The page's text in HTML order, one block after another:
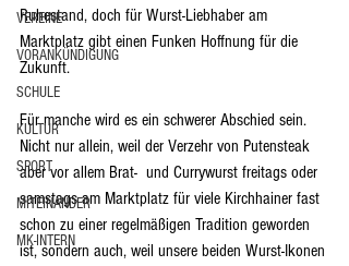
VEREINE
VORANKÜNDIGUNG
SCHULE
KULTUR
SPORT
MITEINANDER
MK-INTERN
Ruhestand, doch für Wurst-Liebhaber am
Marktplatz gibt einen Funken Hoffnung für die
Zukunft.
Für manche wird es ein schwerer Abschied sein.
Nicht nur allein, weil der Verzehr von Putensteak
aber vor allem Brat-  und Currywurst freitags oder
samstags am Marktplatz für viele Kirchhainer fast
schon zu einer regelmäßigen Tradition geworden
ist, sondern auch, weil unsere beiden Wurst-Ikonen